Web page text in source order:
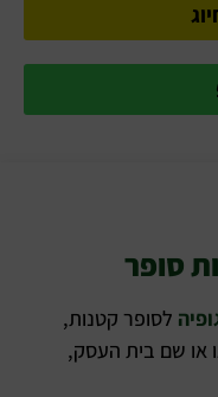
סופר
לסופר קטנות,
או שם בית העסק,